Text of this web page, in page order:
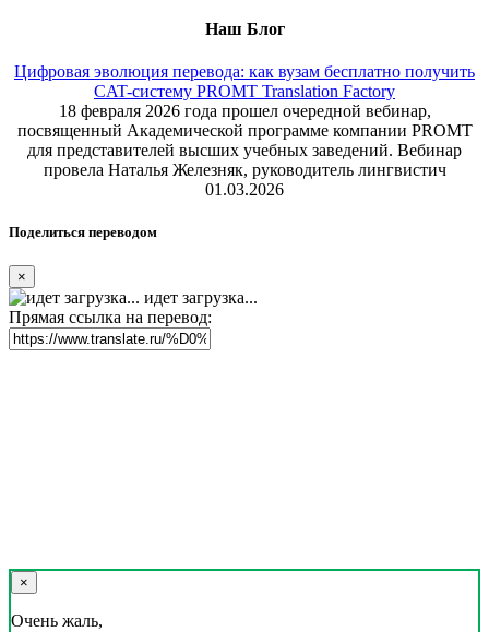
Наш Блог
Цифровая эволюция перевода: как вузам бесплатно получить
CAT-систему PROMT Translation Factory
18 февраля 2026 года прошел очередной вебинар,
посвященный Академической программе компании PROMT
для представителей высших учебных заведений. Вебинар
провела Наталья Железняк, руководитель лингвистич
01.03.2026
Поделиться переводом
×
идет загрузка...
Прямая ссылка на перевод:
×
Очень жаль,